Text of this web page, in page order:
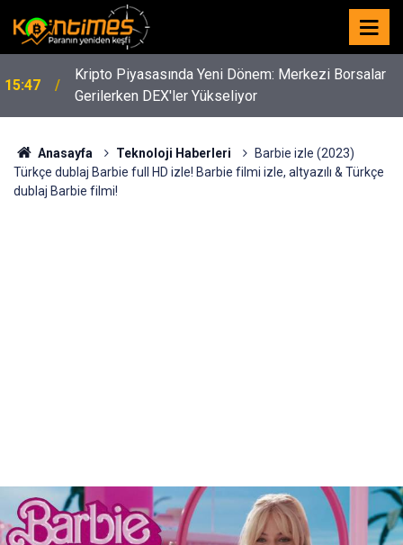
15:47
Kripto Piyasasında Yeni Dönem: Merkezi Borsalar
Gerilerken DEX'ler Yükseliyor
Anasayfa Teknoloji Haberleri
Barbie izle (2023)
Türkçe dublaj Barbie full HD izle! Barbie filmi izle, altyazılı & Türkçe
dublaj Barbie filmi!